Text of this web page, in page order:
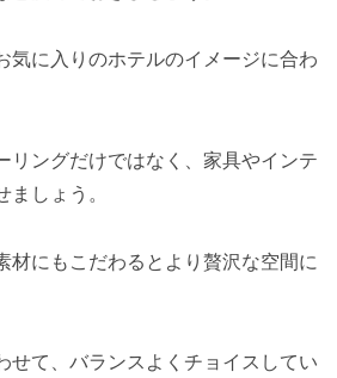
気に入りのホテルのイメージに合わ
リングだけではなく、家具やインテ
ましょう。
材にもこだわるとより贅沢な空間に
せて、バランスよくチョイスしてい